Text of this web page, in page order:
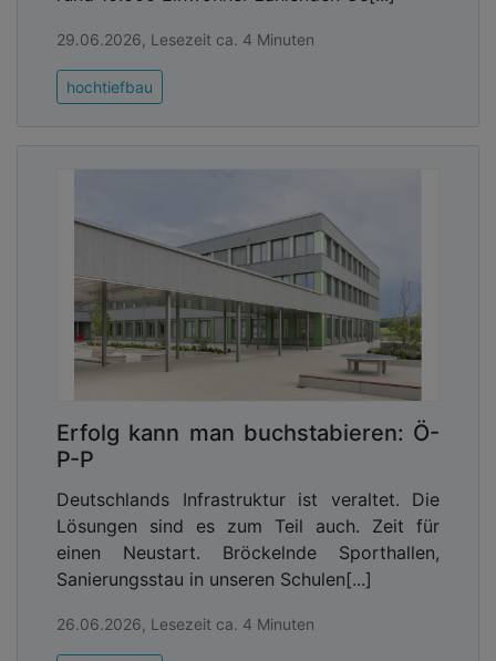
29.06.2026, Lesezeit ca. 4 Minuten
hochtiefbau
Erfolg kann man buchstabieren: Ö-
P-P
Deutschlands Infrastruktur ist veraltet. Die
Lösungen sind es zum Teil auch. Zeit für
einen Neustart. Bröckelnde Sporthallen,
Sanierungsstau in unseren Schulen[...]
26.06.2026, Lesezeit ca. 4 Minuten